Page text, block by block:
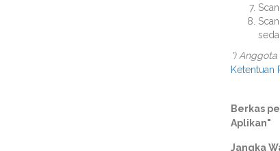
*)
Ketentuan
Berkas
Aplikan"
Jangka